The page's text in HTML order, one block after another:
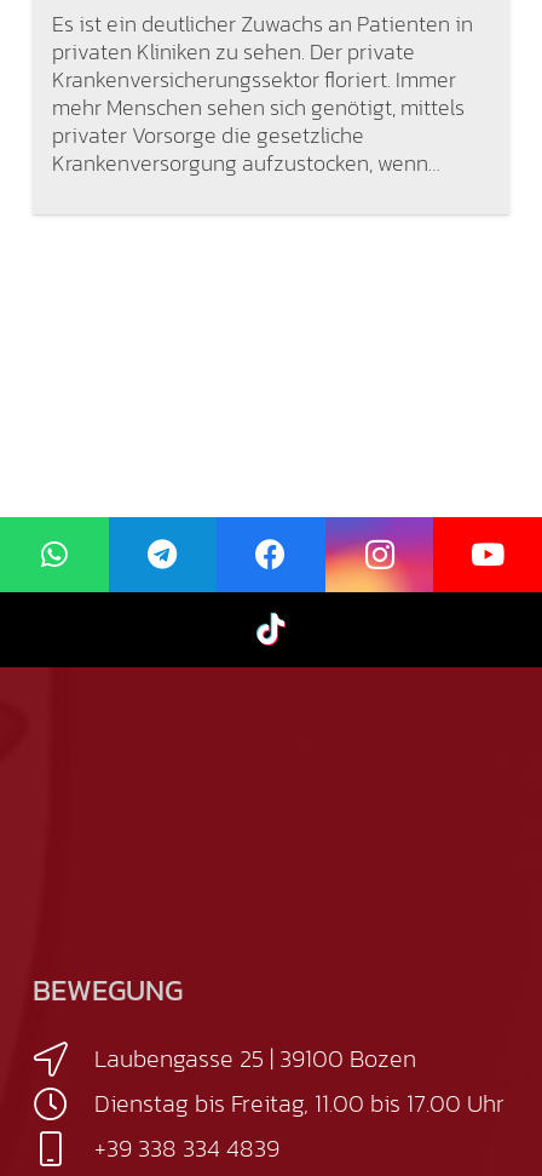
Es ist ein deutlicher Zuwachs an Patienten in
privaten Kliniken zu sehen. Der private
Krankenversicherungssektor floriert. Immer
mehr Menschen sehen sich genötigt, mittels
privater Vorsorge die gesetzliche
Krankenversorgung aufzustocken, wenn…
BEWEGUNG
Laubengasse 25 | 39100 Bozen
Dienstag bis Freitag, 11.00 bis 17.00 Uhr
+39 338 334 4839